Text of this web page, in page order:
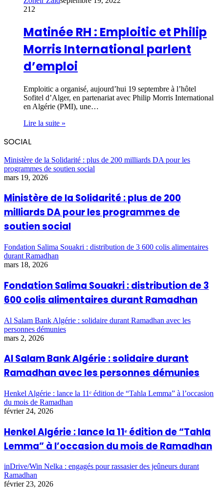
212
Matinée RH : Emploitic et Philip
Morris International parlent
d’emploi
Emploitic a organisé, aujourd’hui 19 septembre à l’hôtel
Sofitel d’Alger, en partenariat avec Philip Morris International
en Algérie (PMI), une…
Lire la suite »
SOCIAL
Ministère de la Solidarité : plus de 200 milliards DA pour les
programmes de soutien social
mars 19, 2026
Ministère de la Solidarité : plus de 200
milliards DA pour les programmes de
soutien social
Fondation Salima Souakri : distribution de 3 600 colis alimentaires
durant Ramadhan
mars 18, 2026
Fondation Salima Souakri : distribution de 3
600 colis alimentaires durant Ramadhan
Al Salam Bank Algérie : solidaire durant Ramadhan avec les
personnes démunies
mars 2, 2026
Al Salam Bank Algérie : solidaire durant
Ramadhan avec les personnes démunies
Henkel Algérie : lance la 11ᵉ édition de “Tahla Lemma” à l’occasion
du mois de Ramadhan
février 24, 2026
Henkel Algérie : lance la 11ᵉ édition de “Tahla
Lemma” à l’occasion du mois de Ramadhan
inDrive/Win Nelka : engagés pour rassasier des jeûneurs durant
Ramadhan
février 23, 2026